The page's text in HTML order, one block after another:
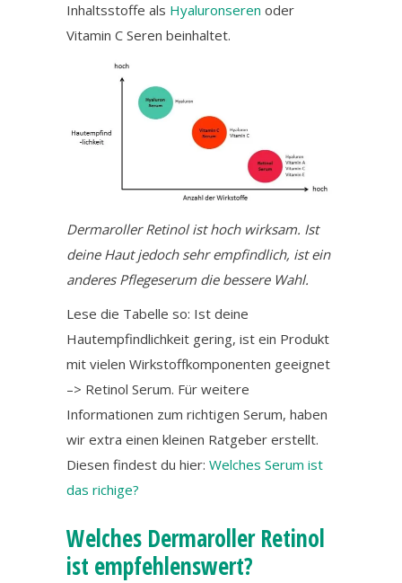
Inhaltsstoffe als Hyaluronseren oder
Vitamin C Seren beinhaltet.
Dermaroller Retinol ist hoch wirksam. Ist
deine Haut jedoch sehr empfindlich, ist ein
anderes Pflegeserum die bessere Wahl.
Lese die Tabelle so: Ist deine
Hautempfindlichkeit gering, ist ein Produkt
mit vielen Wirkstoffkomponenten geeignet
–> Retinol Serum. Für weitere
Informationen zum richtigen Serum, haben
wir extra einen kleinen Ratgeber erstellt.
Diesen findest du hier: Welches Serum ist
das richige?
Welches Dermaroller Retinol
ist empfehlenswert?